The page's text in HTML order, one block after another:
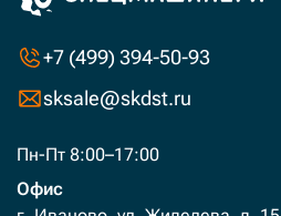
+7 (499) 394-50-93
sksale@skdst.ru
Пн-Пт 8:00–17:00
Офис